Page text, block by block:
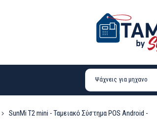
SunMi T2 mini - Ταμειακό Σύστημα POS Android -